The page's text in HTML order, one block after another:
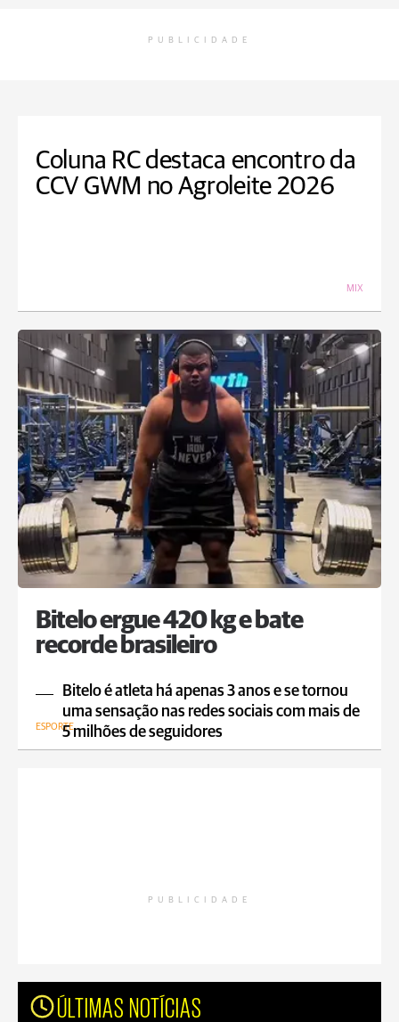
PUBLICIDADE
Coluna RC destaca encontro da
CCV GWM no Agroleite 2026
MIX
Bitelo ergue 420 kg e bate
recorde brasileiro
Bitelo é atleta há apenas 3 anos e se tornou
uma sensação nas redes sociais com mais de
5 milhões de seguidores
ESPORTE
PUBLICIDADE
ÚLTIMAS NOTÍCIAS